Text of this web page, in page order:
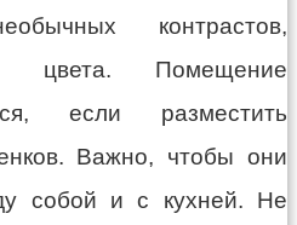
контрастов,
цвета. Помещение
если разместить
Важно, чтобы они
собой и с кухней. Не